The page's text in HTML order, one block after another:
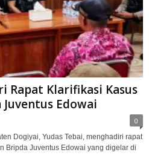
Rapat Klarifikasi Kasus
Edowai
0
Dogiyai, Yudas Tebai, menghadiri rapat
Bripda Juventus Edowai yang digelar di